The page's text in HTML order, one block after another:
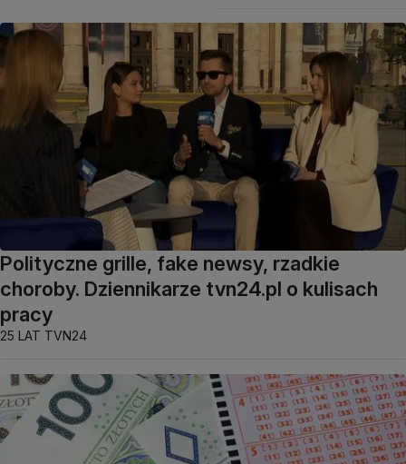
Polityczne grille, fake newsy, rzadkie
choroby. Dziennikarze tvn24.pl o kulisach
pracy
25 LAT TVN24